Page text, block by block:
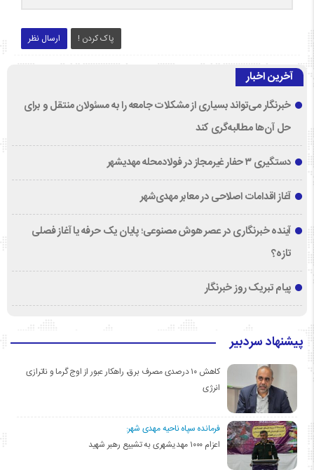
ارسال نظر پاک کردن !
آخرین اخبار
خبرنگار می‌تواند بسیاری از مشکلات جامعه را به مسئولان منتقل و برای
حل آن‌ها مطالبه‌گری کند
دستگیری ۳ حفار غیرمجاز در فولادمحله مهدیشهر
آغاز اقدامات اصلاحی در معابر مهدی‌شهر
آینده خبرنگاری در عصر هوش مصنوعی؛ پایان یک حرفه یا آغاز فصلی
تازه؟
پیام تبریک روز خبرنگار
پیشنهاد سردبیر
کاهش ۱۰ درصدی مصرف برق، راهکار عبور از اوج گرما و ناترازی
انرژی
فرمانده سپاه ناحیه مهدی شهر:
اعزام ۱۰۰۰ مهدیشهری به تشییع رهبر شهید